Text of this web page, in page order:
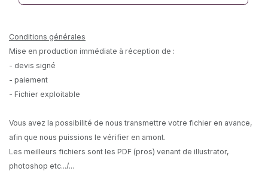
Conditions générales
Mise en production immédiate à réception de :
- devis signé
- paiement
- Fichier exploitable
Vous avez la possibilité de nous transmettre votre fichier en avance,
afin que nous puissions le vérifier en amont.
Les meilleurs fichiers sont les PDF (pros) venant de illustrator,
photoshop etc.../...